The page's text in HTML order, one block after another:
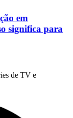
em
significa para
de TV e